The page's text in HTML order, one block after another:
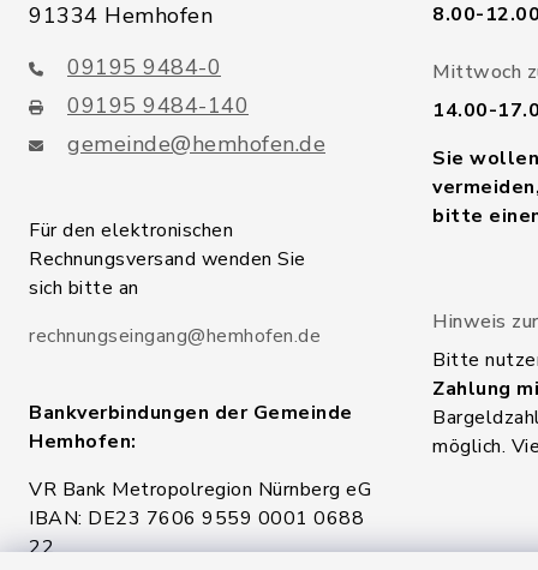
91334 Hemhofen
09195 9484-0
09195 9484-140
gemeinde@hemhofen.de
Für den elektronischen
Rechnungsversand wenden Sie
sich bitte an
rechnungseingang@hemhofen.de
Bankverbindungen der Gemeinde
Hemhofen:
VR Bank Metropolregion Nürnberg eG
IBAN: DE23 7606 9559 0001 0688
22
8.00-
Mittwoch
14.00-
Sie
bitte
Hinweis
Bitte
Zahlung
möglich.